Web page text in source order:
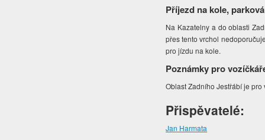
Příjezd na kole,
Na Kazatelny a do oblasti
přes tento vrchol
pro jízdu na kole.
Poznámky pro
Oblast Zadního Jestřábí je
Přispěvatelé:
Jan Harmata